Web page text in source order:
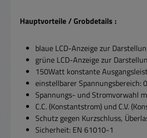
Hauptvorteile / Grobdetails :
blaue LCD-Anzeige zur
grüne LCD-Anzeige zur
150Watt konstante
einstellbarer Spannungsbereich:
Spannungs- und Stromvorwahl
C.C. (Konstantstrom) und C.V.
Schutz gegen Kurzschluss,
Sicherheit: EN 61010-1